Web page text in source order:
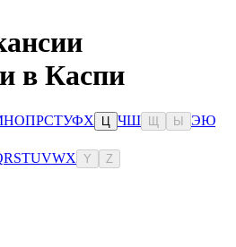
в Каспи
НОПРСТУФХ ЧШ Ы ЭЮ
RSTUVWX Y Z